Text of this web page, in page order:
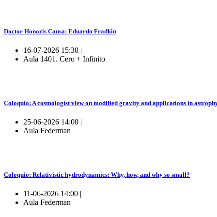
Doctor Honoris Causa: Eduardo Fradkin
16-07-2026 15:30 |
Aula 1401. Cero + Infinito
Coloquio: A cosmologist view on modified gravity and applications in
25-06-2026 14:00 |
Aula Federman
Coloquio: Relativistic hydrodynamics: Why, how, and why so small?
11-06-2026 14:00 |
Aula Federman